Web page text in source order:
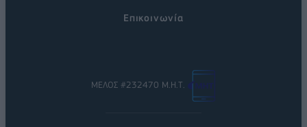
Επικοινωνία
ΜΕΛΟΣ #232470 Μ.Η.Τ.